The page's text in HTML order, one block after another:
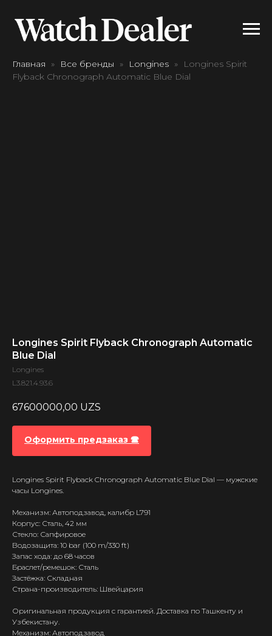
Главная Все бренды Longines
Longines Spirit
Flyback Chronograph Automatic Blue Dial
Longines Spirit Flyback Chronograph Automatic
Blue Dial
Longines
L3.821.4.93.6
67600000,00 UZS
Оформить предзаказ 🕿
Longines Spirit Flyback Chronograph Automatic Blue Dial — мужские
часы Longines.
Механизм: Автоподзавод, калибр L791
Корпус: Сталь, 42 мм
Стекло: Сапфировое
Водозащита: 10 bar (100 m/330 ft)
Запас хода: до 68 часов
Браслет/ремешок: Сталь
Застёжка: Складная
Страна-производитель: Швейцария
Оригинальная продукция с гарантией. Доставка по Ташкенту и
Узбекистану.
Механизм: Автоподзавод